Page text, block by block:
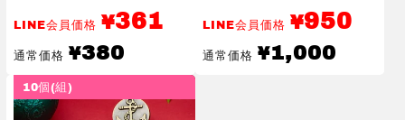
LINE会員価格 ¥361
通常価格
通
常
価
格
¥380
LINE会員価格 ¥950
通常価格
通
常
¥1,000
10個(組)